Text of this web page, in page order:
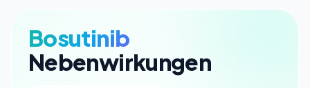
Bosutinib
Nebenwirkungen